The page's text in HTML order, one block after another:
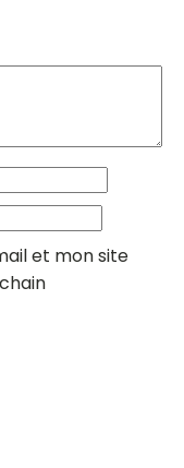
et mon site